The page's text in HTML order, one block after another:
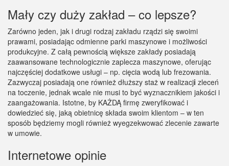
Mały czy duży zakład – co lepsze?
Zarówno jeden, jak i drugi rodzaj zakładu rządzi się swoimi
prawami, posiadając odmienne parki maszynowe i możliwości
produkcyjne. Z całą pewnością większe zakłady posiadają
zaawansowane technologicznie zaplecza maszynowe, oferując
najczęściej dodatkowe usługi – np. cięcia wodą lub frezowania.
Zazwyczaj posiadają one również dłuższy staż w realizacji zleceń
na toczenie, jednak wcale nie musi to być wyznacznikiem jakości i
zaangażowania. Istotne, by KAŻDĄ firmę zweryfikować i
dowiedzieć się, jaką obietnicę składa swoim klientom – w ten
sposób będziemy mogli również wyegzekwować zlecenie zawarte
w umowie.
Internetowe opinie